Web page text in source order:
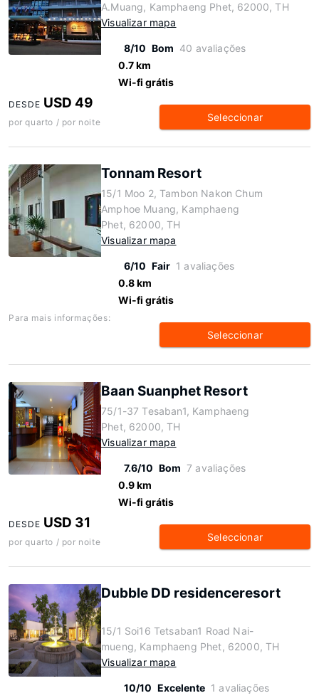
A.Muang, Kamphaeng Phet, 62000, TH
Visualizar mapa
8/10 Bom 40 avaliações
0.7 km
Wi-fi grátis
DESDE USD 49
por quarto / por noite Seleccionar
Tonnam Resort
15/1 Moo 2, Tambon Nakon Chum
Amphoe Muang, Kamphaeng
Phet, 62000, TH
Visualizar mapa
6/10 Fair 1 avaliações
0.8 km
Wi-fi grátis
Para mais informações:
Seleccionar
Baan Suanphet Resort
75/1-37 Tesaban1, Kamphaeng
Phet, 62000, TH
Visualizar mapa
7.6/10 Bom 7 avaliações
0.9 km
Wi-fi grátis
DESDE USD 31
por quarto / por noite Seleccionar
Dubble DD residenceresort
15/1 Soi16 Tetsaban1 Road Nai-
mueng, Kamphaeng Phet, 62000, TH
Visualizar mapa
10/10 Excelente 1 avaliações